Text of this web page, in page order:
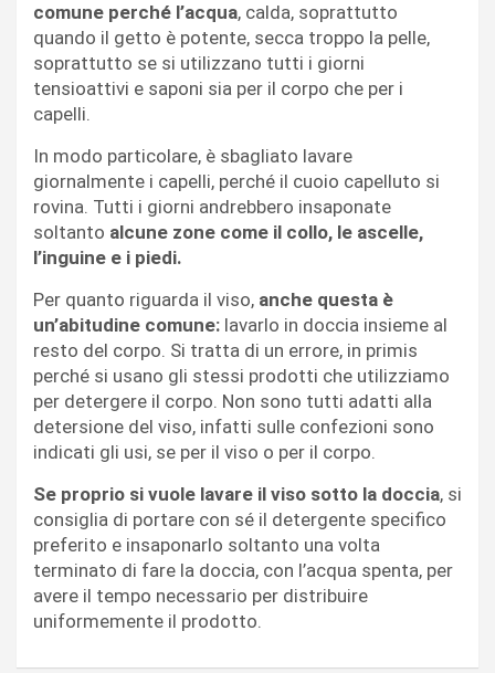
comune perché l’acqua, calda, soprattutto
quando il getto è potente, secca troppo la pelle,
soprattutto se si utilizzano tutti i giorni
tensioattivi e saponi sia per il corpo che per i
capelli.
In modo particolare, è sbagliato lavare
giornalmente i capelli, perché il cuoio capelluto si
rovina. Tutti i giorni andrebbero insaponate
soltanto alcune zone come il collo, le ascelle,
l’inguine e i piedi.
Per quanto riguarda il viso, anche questa è
un’abitudine comune: lavarlo in doccia insieme al
resto del corpo. Si tratta di un errore, in primis
perché si usano gli stessi prodotti che utilizziamo
per detergere il corpo. Non sono tutti adatti alla
detersione del viso, infatti sulle confezioni sono
indicati gli usi, se per il viso o per il corpo.
Se proprio si vuole lavare il viso sotto la doccia, si
consiglia di portare con sé il detergente specifico
preferito e insaponarlo soltanto una volta
terminato di fare la doccia, con l’acqua spenta, per
avere il tempo necessario per distribuire
uniformemente il prodotto.